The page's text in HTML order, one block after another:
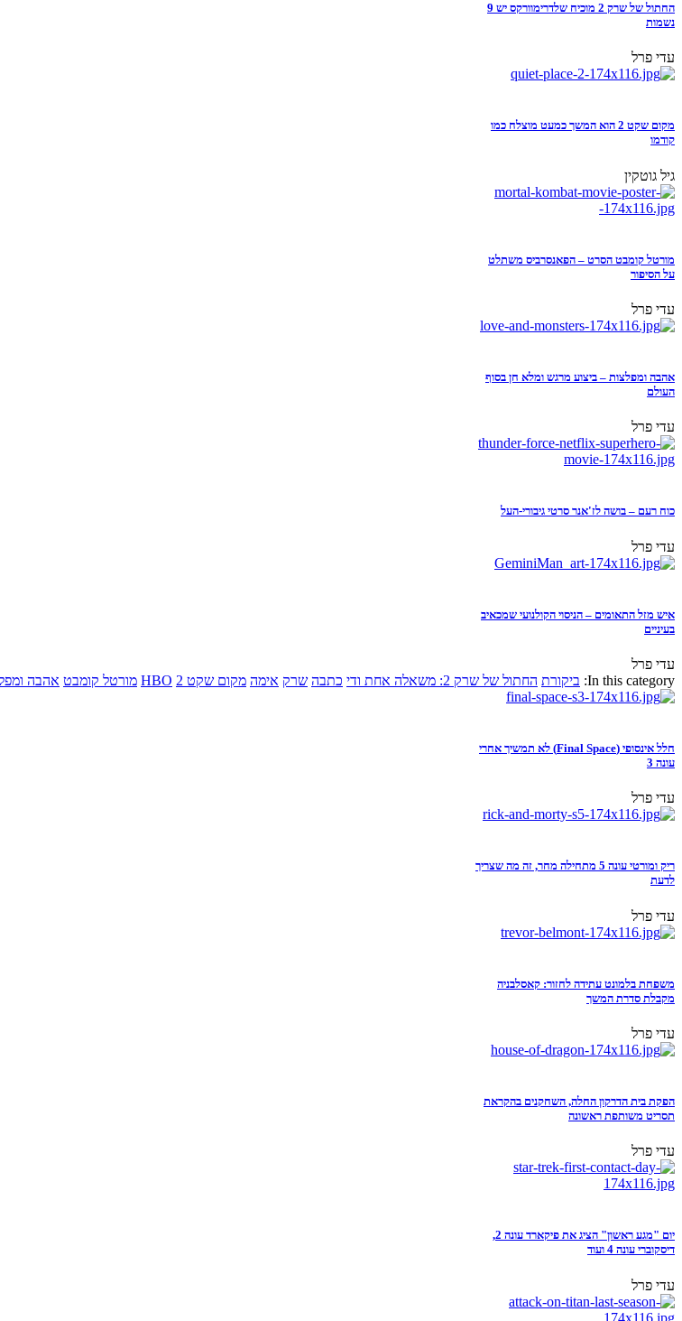
החתול של שרק 2 מוכיח שלדרימוורקס יש 9
נשמות
עדי פרל
מקום שקט 2 הוא המשך כמעט מוצלח כמו
קודמו
גיל גוטקין
מורטל קומבט הסרט – הפאנסרביס משתלט
על הסיפור
עדי פרל
אהבה ומפלצות – ביצוע מרגש ומלא חן בסוף
העולם
עדי פרל
כוח רעם – בושה לז'אנר סרטי גיבורי-העל
עדי פרל
איש מזל התאומים – הניסוי הקולנועי שמכאיב
בעיניים
עדי פרל
In this category: ביקורת החתול של שרק 2: משאלה אחת ודי כתבה שרק אימה מקום שקט 2 HBO מורטל קומבט אהבה
חלל אינסופי (Final Space) לא תמשיך אחרי
עונה 3
עדי פרל
ריק ומורטי עונה 5 מתחילה מחר, זה מה שצריך
לדעת
עדי פרל
משפחת בלמונט עתידה לחזור: קאסלבניה
מקבלת סדרת המשך
עדי פרל
הפקת בית הדרקון החלה, השחקנים בהקראת
תסריט משותפת ראשונה
עדי פרל
יום "מגע ראשון" הציג את פיקארד עונה 2,
דיסקוברי עונה 4 ועוד
עדי פרל